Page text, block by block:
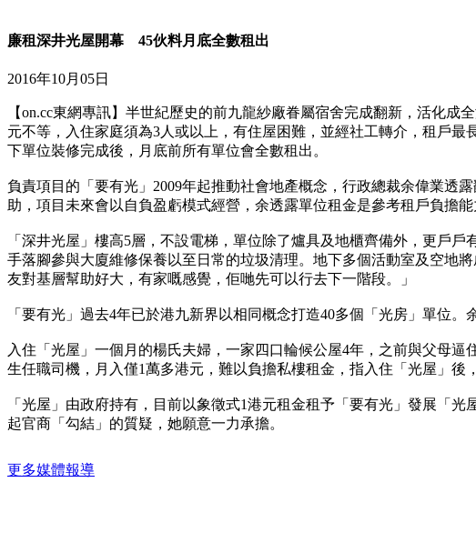
廉租深井光屋開幕 45伙料月底全數租出
2016年10月05日
【on.cc東網專訊】半世紀歷史的前九龍紗廠眷屬宿舍完成翻新，活化
元不等，入住家庭須為3人或以上，有住屋困難，並經社工轉介，租戶
下單位裝修完成後，月底前所有單位會全數租出。
負責項目的「要有光」2009年起推動社會地產概念，行政總裁余偉業透
助，項目未來會以自負盈虧模式經營，余透露單位租金是參考租戶負擔能
「深井光屋」樓高5層，不設電梯，單位除了爐具及地櫃齊備外，更戶
手落腳參與大廈維修保養以至日常的垃圾清理。地下多個活動室及空地
友對基層幫助好大，有家嘅感覺，佢哋先可以行去下一階段。」
「要有光」過去4年已於港九新界以相同概念打造40多個「光房」單位
入住「光屋」一個月的楊氏夫婦，一家四口輪候公屋4年，之前與父母
生任職司機，月入僅1萬多港元，難以負擔私樓租金，指入住「光屋」後
「光屋」由政府持有，目前以象徵式1港元租金租予「要有光」發展「
起官商「勾結」的質疑，她願意一力承擔。
更多媒體報導